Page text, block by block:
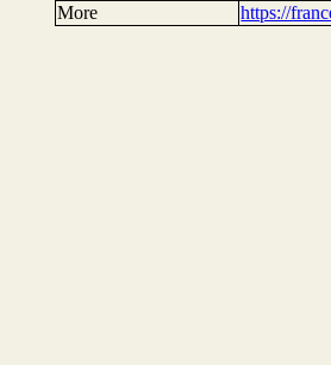
More
https://